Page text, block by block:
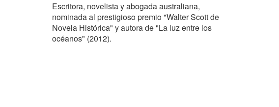
Escritora, novelista y abogada australiana,
nominada al prestigioso premio "Walter Scott de
Novela Histórica" y autora de "La luz entre los
océanos" (2012).